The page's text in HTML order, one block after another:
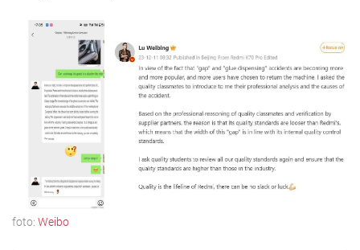
foto: Weibo